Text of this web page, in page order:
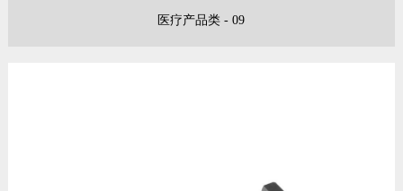
医疗产品类 - 09